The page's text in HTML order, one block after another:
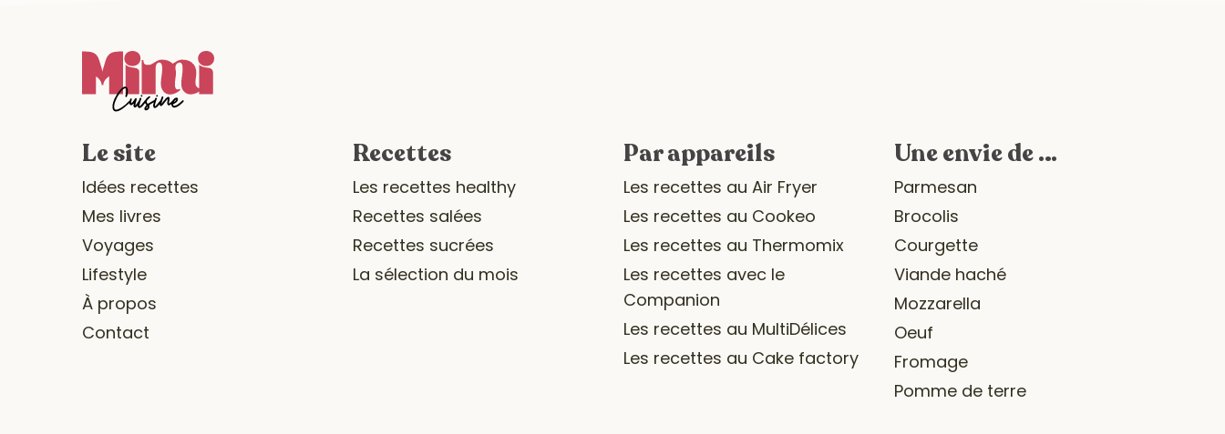
Le site
Idées recettes
Mes livres
Voyages
Lifestyle
À propos
Contact
Recettes
Les recettes healthy
Recettes salées
Recettes sucrées
La sélection du mois
Par appareils
Les recettes au Air Fryer
Les recettes au Cookeo
Les recettes au Thermomix
Les recettes avec le
Companion
Les recettes au MultiDélices
Les recettes au Cake factory
Une envie de …
Parmesan
Brocolis
Courgette
Viande haché
Mozzarella
Oeuf
Fromage
Pomme de terre